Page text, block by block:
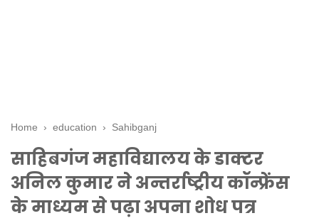
Home › education › Sahibganj
साहिबगंज महाविद्यालय के डाक्टर
अनिल कुमार ने अन्तर्राष्ट्रीय कॉन्फ्रेंस
के माध्यम से पढ़ा अपना शोध पत्र